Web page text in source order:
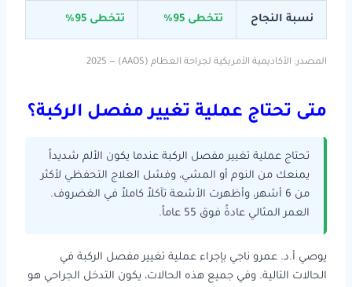
نسبة النجاح تتخطى 95% تتخطى 95%
المصدر: الأكاديمية الأمريكية لجراحة العظام (AAOS) — 2025
متى تحتاج عملية تغيير مفصل الركبة؟
تحتاج عملية تغيير مفصل الركبة عندما يكون الألم شديداً
يمنعك من النوم أو المشي، وفشل العلاج التحفظي لأكثر
من 6 أشهر، وأظهرت الأشعة تآكلاً كاملاً في الغضروف.
العمر المثالي عادةً فوق 55 عاماً.
يوصي أ.د. عمرو ناجي بإجراء عملية تغيير مفصل الركبة في
الحالات التالية. وفي جميع هذه الحالات، يكون التدخل الجراحي هو